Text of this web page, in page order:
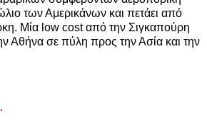
των Αμερικάνων και πετάει από
Μία low cost από την Σιγκαπούρη
Αθήνα σε πύλη προς την Ασία και την